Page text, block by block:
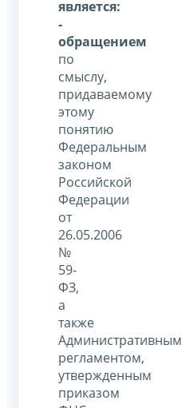
является:
-
обращением
по
смыслу,
придаваемому
этому
понятию
Федеральным
законом
Российской
Федерации
от
26.05.2006
№
59-
ФЗ,
а
также
Административным
регламентом,
утвержденным
приказом